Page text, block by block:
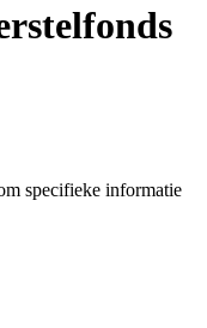
specifieke informatie